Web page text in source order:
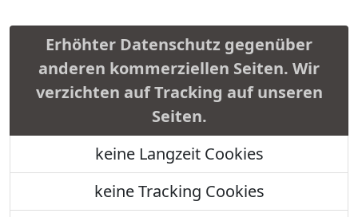
Erhöhter Datenschutz gegenüber
anderen kommerziellen Seiten. Wir
verzichten auf Tracking auf unseren
Seiten.
keine Langzeit Cookies
keine Tracking Cookies